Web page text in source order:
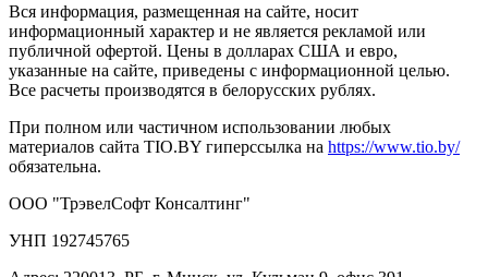
Вся информация, размещенная на сайте, носит
информационный характер и не является рекламой или
публичной офертой. Цены в долларах США и евро,
указанные на сайте, приведены с информационной целью.
Все расчеты производятся в белорусских рублях.
При полном или частичном использовании любых
материалов сайта TIO.BY гиперссылка на https://www.tio.by/
обязательна.
ООО "ТрэвелСофт Консалтинг"
УНП 192745765